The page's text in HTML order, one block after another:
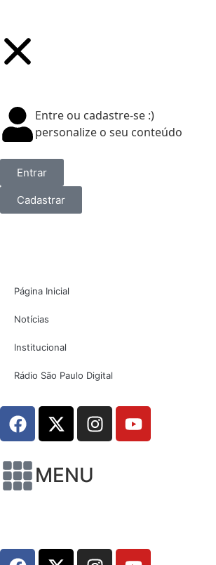
Entre ou cadastre-se :)
personalize o seu conteúdo
Entrar
Cadastrar
Página Inicial
Notícias
Institucional
Rádio São Paulo Digital
MENU